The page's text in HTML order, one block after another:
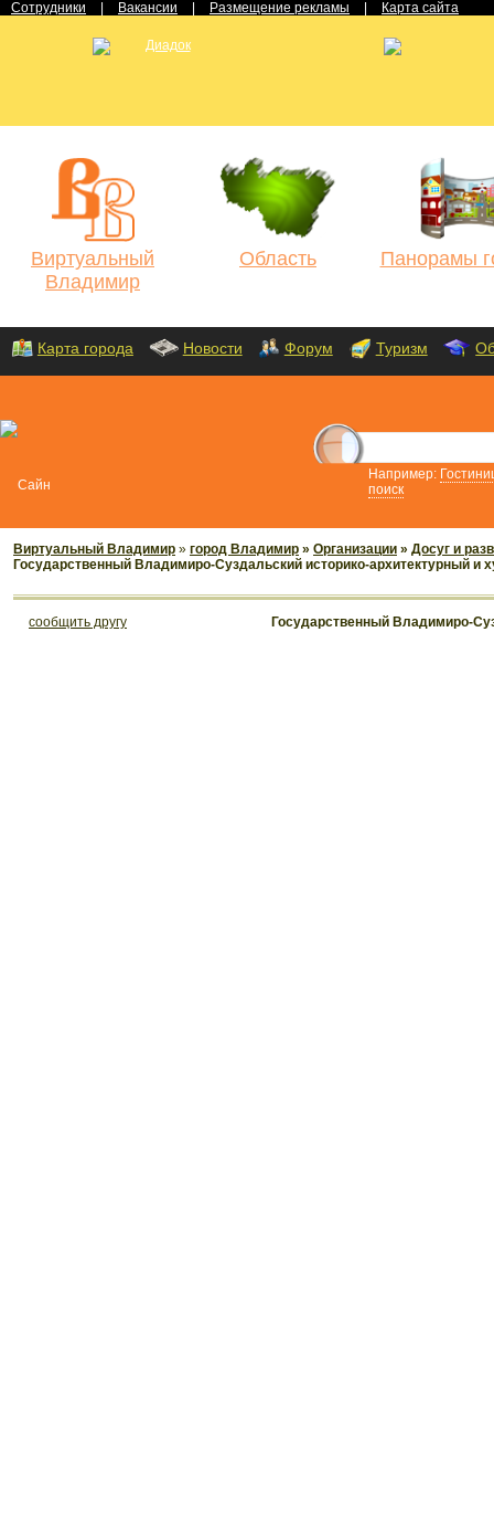
Сотрудники Вакансии Размещение рекламы Карта сайта
Виртуальный
Владимир
Область Панорамы
Карта города Новости Форум Туризм
Например:
поиск
Виртуальный Владимир » город Владимир » Организации » Досуг и
Государственный Владимиро-Суздальский историко-архитектурный и
cообщить другу Государственный Владимиро-